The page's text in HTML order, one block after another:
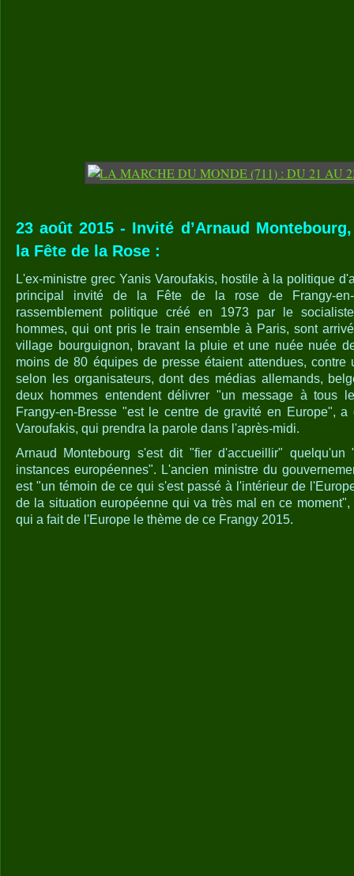
23 août 2015 - Invité d’Arnaud
la Fête de la Rose :
L'ex-ministre grec Yanis Varoufakis, hostile à la politique
principal invité de la Fête de la rose de Frangy-en-
rassemblement politique créé en 1973 par le
hommes, qui ont pris le train ensemble à Paris, sont
village bourguignon, bravant la pluie et une nuée nuée
moins de 80 équipes de presse étaient attendues, contre
selon les organisateurs, dont des médias allemands,
deux hommes entendent délivrer "un message à tous
Frangy-en-Bresse "est le centre de gravité en Europe",
Varoufakis, qui prendra la parole dans l'après-midi.
Arnaud Montebourg s'est dit "fier d'accueillir"
instances européennes". L'ancien ministre du
est "un témoin de ce qui s'est passé à l'intérieur de
de la situation européenne qui va très mal en ce
qui a fait de l'Europe le thème de ce Frangy 2015.